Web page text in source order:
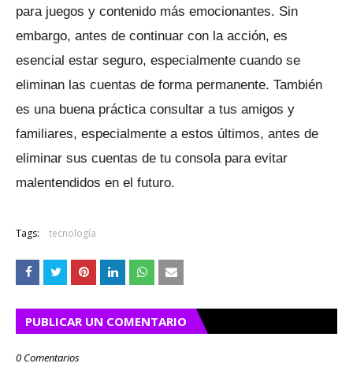
para juegos y contenido más emocionantes. Sin
embargo, antes de continuar con la acción, es
esencial estar seguro, especialmente cuando se
eliminan las cuentas de forma permanente. También
es una buena práctica consultar a tus amigos y
familiares, especialmente a estos últimos, antes de
eliminar sus cuentas de tu consola para evitar
malentendidos en el futuro.
Tags: tecnología
PUBLICAR UN COMENTARIO
0 Comentarios